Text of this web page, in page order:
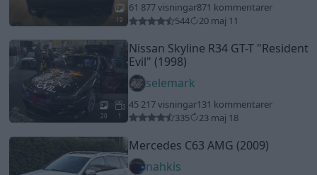
19
61 877 visningar871 kommentarer
544
20 maj 11
20 1
Nissan Skyline R34 GT-T "Resident
Evil" (1998)
selemark
45 217 visningar131 kommentarer
335
23 maj 18
Mercedes C63 AMG (2009)
nahkis